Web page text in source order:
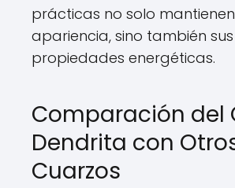
prácticas no solo
apariencia, sino también sus
propiedades energéticas.
Comparación del
Dendrita con
Cuarzos